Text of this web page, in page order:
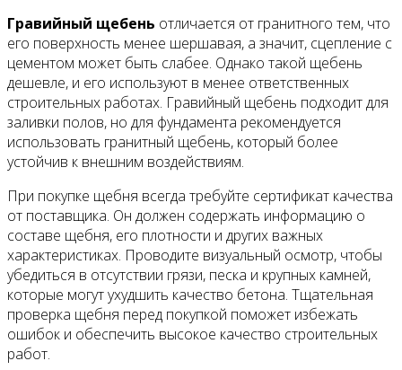
Гравийный щебень отличается от гранитного тем, что
его поверхность менее шершавая, а значит, сцепление с
цементом может быть слабее. Однако такой щебень
дешевле, и его используют в менее ответственных
строительных работах. Гравийный щебень подходит для
заливки полов, но для фундамента рекомендуется
использовать гранитный щебень, который более
устойчив к внешним воздействиям.
При покупке щебня всегда требуйте сертификат качества
от поставщика. Он должен содержать информацию о
составе щебня, его плотности и других важных
характеристиках. Проводите визуальный осмотр, чтобы
убедиться в отсутствии грязи, песка и крупных камней,
которые могут ухудшить качество бетона. Тщательная
проверка щебня перед покупкой поможет избежать
ошибок и обеспечить высокое качество строительных
работ.